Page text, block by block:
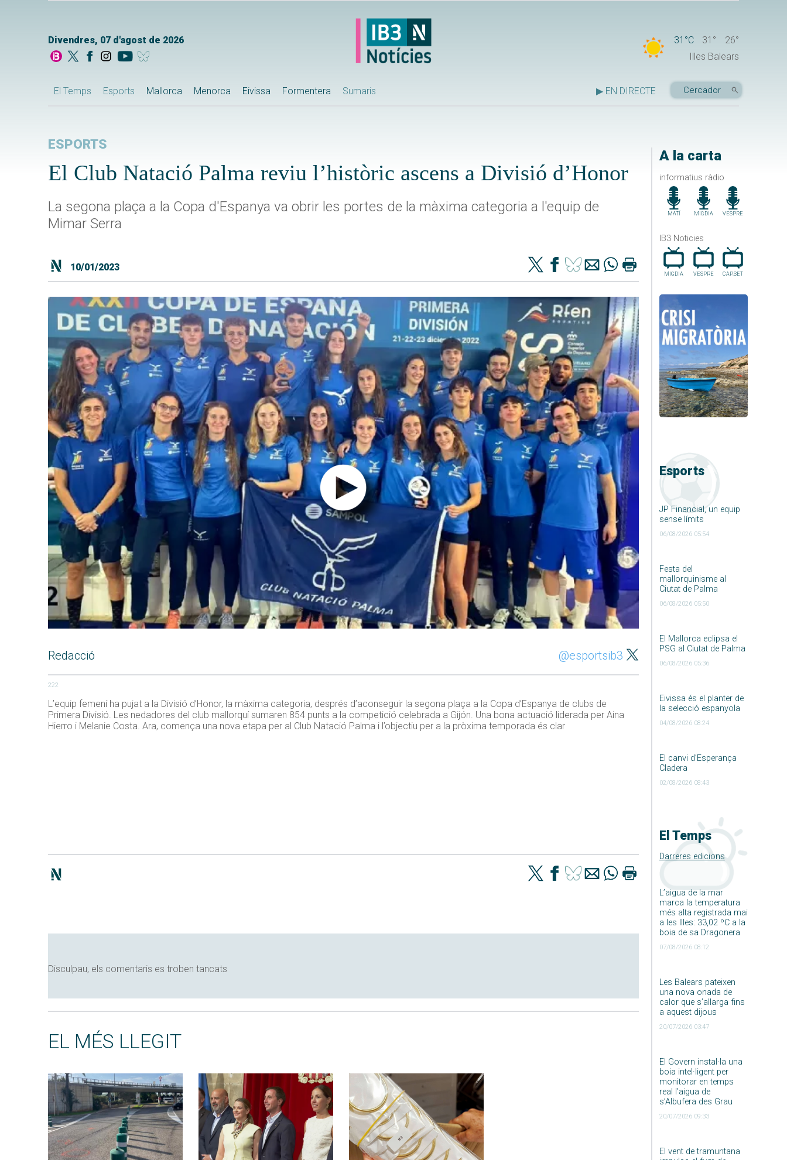
Divendres, 07 d'agost de 2026 31°C 31°
26°
Illes Balears
El Temps Esports Mallorca Menorca Eivissa Formentera Sumaris ▶ EN DIRECTE
A la carta
informatius ràdio
MATÍ MIGDIA VESPRE
IB3 Noticies
MIGDIA VESPRE CAP.SET
Esports
JP Financial, un equip
sense límits
06/08/2026 05:54
Festa del
mallorquinisme al
Ciutat de Palma
06/08/2026 05:50
El Mallorca eclipsa el
PSG al Ciutat de Palma
06/08/2026 05:36
Eivissa és el planter de
la selecció espanyola
04/08/2026 08:24
El canvi d’Esperança
Cladera
02/08/2026 08:43
El Temps
Darreres edicions
L’aigua de la mar
marca la temperatura
més alta registrada mai
a les Illes: 33,02 ºC a la
boia de sa Dragonera
07/08/2026 08:12
Les Balears pateixen
una nova onada de
calor que s’allarga fins
a aquest dijous
20/07/2026 03:47
El Govern instal·la una
boia intel·ligent per
monitorar en temps
real l’aigua de
s’Albufera des Grau
20/07/2026 09:33
El vent de tramuntana
ESPORTS
El Club Natació Palma reviu l’històric ascens a Divisió d’Honor
La segona plaça a la Copa d'Espanya va obrir les portes de la màxima categoria a l'equip de
Mimar Serra
10/01/2023
Redacció @esportsib3
222
L’equip femení ha pujat a la Divisió d’Honor, la màxima categoria, després d’aconseguir la segona plaça a la Copa d’Espanya de clubs de
Primera Divisió. Les nedadores del club mallorquí sumaren 854 punts a la competició celebrada a Gijón. Una bona actuació liderada per Aina
Hierro i Melanie Costa. Ara, comença una nova etapa per al Club Natació Palma i l’objectiu per a la pròxima temporada és clar
Disculpau, els comentaris es troben tancats
EL MÉS LLEGIT